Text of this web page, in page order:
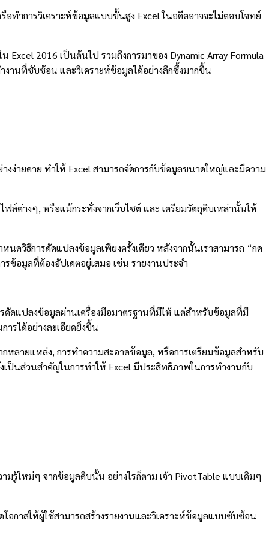
ทำการวิเคราะห์ข้อมูลแบบขั้นสูง Excel ในอดีตอาจจะไม่ตอบโจทย์
2016 เป็นต้นไป รวมถึงการมาของ Dynamic Array Formula
งานที่ซับซ้อน และวิเคราะห์ข้อมูลได้อย่างลึกซึ้งมากขึ้น
ง่ายดาย ทำให้ Excel สามารถจัดการกับข้อมูลขนาดใหญ่และมีความ
ต่างๆ, หรือแม้กระทั่งจากเว็บไซต์ และ เตรียมวัตถุดิบเหล่านั้นให้
หนดวิธีการดัดแปลงข้อมูลเพียงครั้งเดียว หลังจากนั้นเราสามารถ “กด
รข้อมูลที่ต้องอัปเดตอยู่เสมอ เช่น รายงานประจำ
รดัดแปลงข้อมูลผ่านเครื่องมือมาตรฐานที่มีให้ แต่สำหรับข้อมูลที่มี
รได้อย่างละเอียดยิ่งขึ้น
หลายแหล่ง, การทำความสะอาดข้อมูล, หรือการเตรียมข้อมูลสำหรับ
เป็นส่วนสำคัญในการทำให้ Excel มีประสิทธิภาพในการทำงานกับ
รู้ใหม่ๆ จากข้อมูลดิบนั้น อย่างไรก็ตาม เจ้า PivotTable แบบเดิมๆ
อกาสให้ผู้ใช้สามารถสร้างรายงานและวิเคราะห์ข้อมูลแบบซับซ้อน